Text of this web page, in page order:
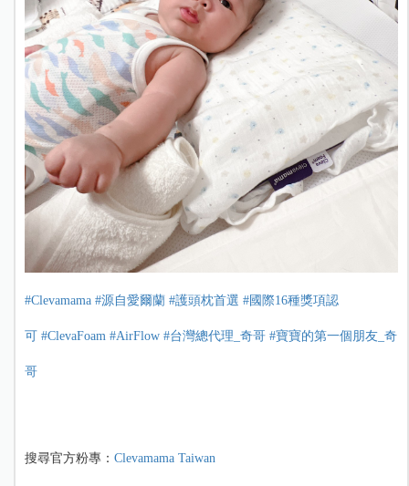
#Clevamama #源自愛爾蘭 #護頭枕首選 #國際16種獎項認
可 #ClevaFoam #AirFlow #台灣總代理_奇哥 #寶寶的第一個朋友_奇
哥
搜尋官方粉專： Clevamama Taiwan